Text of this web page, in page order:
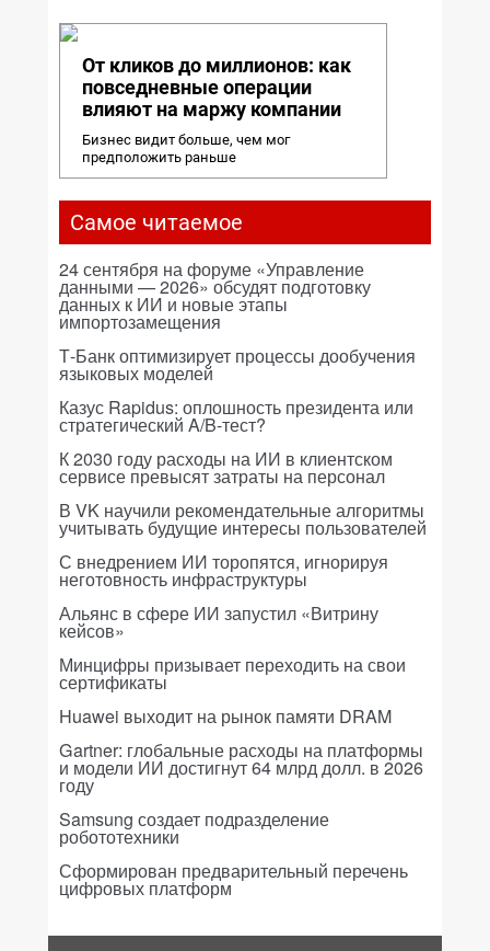
От кликов до миллионов: как
повседневные операции
влияют на маржу компании
Бизнес видит больше, чем мог
предположить раньше
Самое читаемое
24 сентября на форуме «Управление
данными — 2026» обсудят подготовку
данных к ИИ и новые этапы
импортозамещения
Т-Банк оптимизирует процессы дообучения
языковых моделей
Казус Rapidus: оплошность президента или
стратегический A/B-тест?
К 2030 году расходы на ИИ в клиентском
сервисе превысят затраты на персонал
В VK научили рекомендательные алгоритмы
учитывать будущие интересы пользователей
С внедрением ИИ торопятся, игнорируя
неготовность инфраструктуры
Альянс в сфере ИИ запустил «Витрину
кейсов»
Минцифры призывает переходить на свои
сертификаты
Huawei выходит на рынок памяти DRAM
Gartner: глобальные расходы на платформы
и модели ИИ достигнут 64 млрд долл. в 2026
году
Samsung создает подразделение
робототехники
Сформирован предварительный перечень
цифровых платформ